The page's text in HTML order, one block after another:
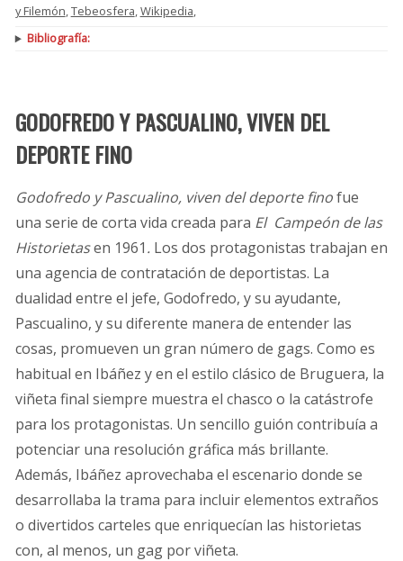
y Filemón,Tebeosfera,Wikipedia,
Bibliografía:
GODOFREDO Y PASCUALINO, VIVEN DEL
DEPORTE FINO
Godofredo y Pascualino, viven del deporte finofue
una serie de corta vida creada para El Campeón de las
Historietasen 1961. Los dos protagonistas trabajan en
una agencia de contratación de deportistas. La
dualidad entre el jefe, Godofredo, y su ayudante,
Pascualino, y su diferente manera de entender las
cosas, promueven un gran número de gags. Como es
habitual en Ibáñez y en el estilo clásico de Bruguera, la
viñeta final siempre muestra el chasco o la catástrofe
para los protagonistas. Un sencillo guión contribuía a
potenciar una resolución gráfica más brillante.
Además, Ibáñez aprovechaba el escenario donde se
desarrollaba la trama para incluir elementos extraños
o divertidos carteles que enriquecían las historietas
con, al menos, un gag por viñeta.